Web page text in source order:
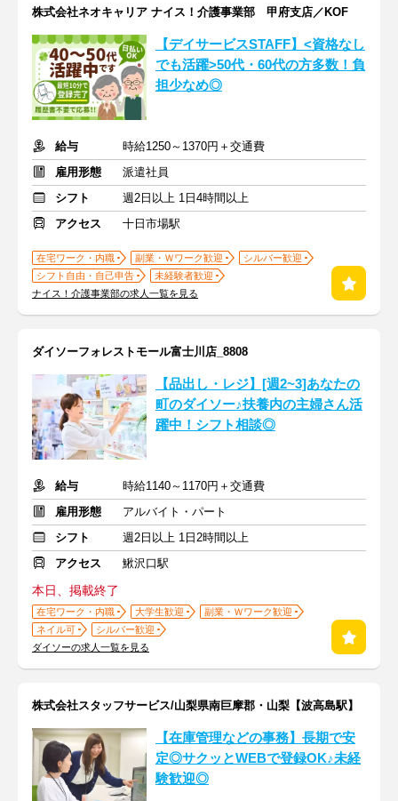
株式会社ネオキャリア ナイス！介護事業部 甲府支店／KOF
【デイサービスSTAFF】<資格なし
でも活躍>50代・60代の方多数！負
担少なめ◎
給与
時給1250～1370円＋交通費
雇用形態
派遣社員
シフト
週2日以上 1日4時間以上
アクセス
十日市場駅
在宅ワーク・内職 副業・Ｗワーク歓迎
シルバー歓迎
シフト自由・自己申告
未経験者歓迎
ナイス！介護事業部の求人一覧を見る
ダイソーフォレストモール富士川店_8808
【品出し・レジ】[週2~3]あなたの
町のダイソー♪扶養内の主婦さん活
躍中！シフト相談◎
給与
時給1140～1170円＋交通費
雇用形態
アルバイト・パート
シフト
週2日以上 1日2時間以上
アクセス
鰍沢口駅
本日、掲載終了
在宅ワーク・内職 大学生歓迎
副業・Ｗワーク歓迎
ネイル可
シルバー歓迎
ダイソーの求人一覧を見る
株式会社スタッフサービス/山梨県南巨摩郡・山梨【波高島駅】
【在庫管理などの事務】長期で安
定◎サクッとWEBで登録OK♪未経
験歓迎◎